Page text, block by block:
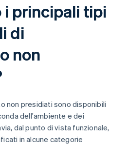
i principali tipi
di
non
non presidiati sono disponibili
dell'ambiente e dei
dal punto di vista funzionale,
in alcune categorie